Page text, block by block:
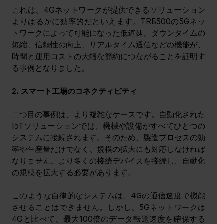
これは、4Gネットワークが提供できるソリューション
よりはるかに効率的だといえます。TRB500の5Gネッ
トワークによって可能になった低遅延、ダウンタイムの
短縮、信頼性の向上、リアルタイム通信などの機能が、
時間と運用コストの大幅な節約につながることを証明す
る事例となりました。
2. スマート工場のコネクティビティ
二つ目の事例は、より複雑なケースです。自動化された
IoTソリューションでは、機械や設備がすべてひとつの
システムに接続されます。そのため、製造プロセスの効
率や生産量だけでなく、規模の拡大にも対応しなければ
なりません。より多くの接続デバイスを接続し、自動化
の規模を拡大する必要があります。
このような自律的なシステムは、4Gの通信速度で機能
させることはできません。しかし、5Gネットワークは
4Gと比べて、最大100倍のデータ転送速度を確保する